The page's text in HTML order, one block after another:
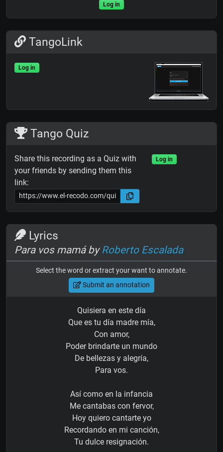
Log in
TangoLink
Log in
Tango Quiz
Share this recording as a Quiz with
your friends by sending them this
link:
Log in
Lyrics
Para vos mamá byRoberto Escalada
Select the word or extract your want to annotate.
Submit an annotation
Quisiera en este día
Que es tu día madre mía,
Con amor,
Poder brindarte un mundo
De bellezas y alegría,
Para vos.
Así como en la infancia
Me cantabas con fervor,
Hoy quiero cantarte yo
Recordando en mi canción,
Tu dulce resignación.